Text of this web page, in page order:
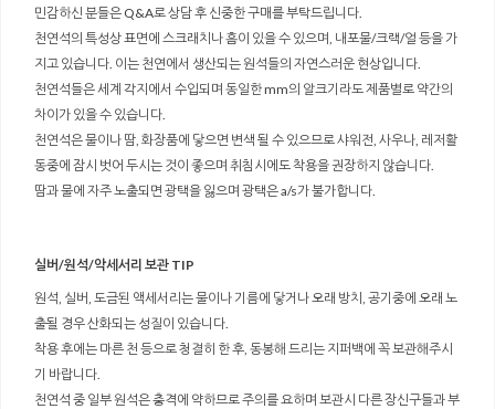
민감하신 분들은 Q&A로 상담 후 신중한 구매를 부탁드립니다.
천연석의 특성상 표면에 스크래치나 흠이 있을 수 있으며, 내포물/크랙/얼 등을 가
지고 있습니다. 이는 천연에서 생산되는 원석들의 자연스러운 현상입니다.
천연석들은 세계 각지에서 수입되며 동일한 mm의 알크기라도 제품별로 약간의
차이가 있을 수 있습니다.
천연석은 물이나 땀, 화장품에 닿으면 변색 될 수 있으므로 샤워전, 사우나, 레저활
동중에 잠시 벗어 두시는 것이 좋으며 취침시에도 착용을 권장하지 않습니다.
땀과 물에 자주 노출되면 광택을 잃으며 광택은 a/s가 불가합니다.
실버/원석/악세서리 보관 TIP
원석, 실버, 도금된 액세서리는 물이나 기름에 닿거나 오래 방치, 공기중에 오래 노
출될 경우 산화되는 성질이 있습니다.
착용 후에는 마른 천 등으로 청결히 한 후, 동봉해 드리는 지퍼백에 꼭 보관해주시
기 바랍니다.
천연석 중 일부 원석은 충격에 약하므로 주의를 요하며 보관시 다른 장신구들과 부